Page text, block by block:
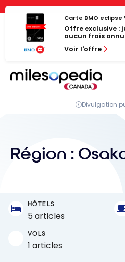
Panneau de gestion des
Passer
contenu
Carte BMO
Offre exclusive :
aucun frais
Voir l'offre
Divulgation
Région :
HÔTELS
5 articles
VOLS
1 articles